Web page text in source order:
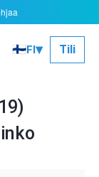
🇫🇮FI▾ Tili